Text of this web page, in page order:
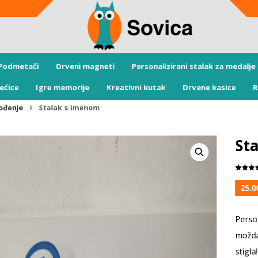
Drveni magneti Personalizirani stalak za medalje
Igre memorije Kreativni kutak Drvene kasice
Stalak s imenom
od
stigla!